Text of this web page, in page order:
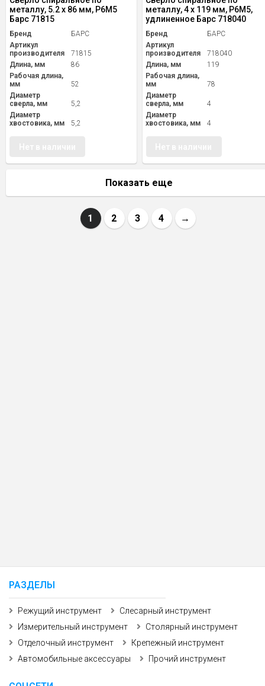
металлу, 5.2 x 86 мм, Р6М5
Барс 71815
Бренд
БАРС
Артикул
производителя
71815
Длина, мм
86
Рабочая длина,
мм
52
Диаметр
сверла, мм
5,2
Диаметр
хвостовика, мм
5,2
металлу, 4 х 119 мм, Р6М5,
удлиненное Барс 718040
Бренд
БАРС
Артикул
производителя
718040
Длина, мм
119
Рабочая длина,
мм
78
Диаметр
сверла, мм
4
Диаметр
хвостовика, мм
4
Показать еще
1 2 3 4 →
РАЗДЕЛЫ
Режущий инструмент
Слесарный инструмент
Измерительный инструмент
Столярный инструмент
Отделочный инструмент
Крепежный инструмент
Автомобильные аксессуары
Прочий инструмент